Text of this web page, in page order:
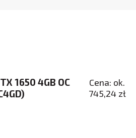
1650 4GB OC
Cena: ok.
745,24 zł